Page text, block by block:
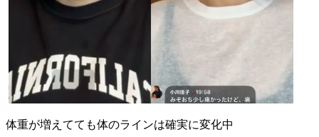
体重が増えてても体のラインは確実に変化中